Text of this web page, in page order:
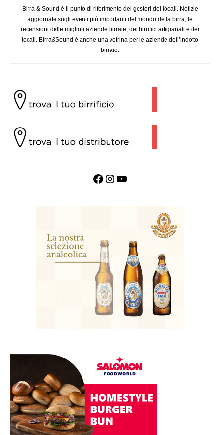
Birra & Sound è il punto di riferimento dei gestori dei locali. Notizie
aggiornate sugli eventi più importanti del mondo della birra, le
recensioni delle migliori aziende birraie, dei birrifici artigianali e dei
locali. Birra&Sound è anche una vetrina per le aziende dell’indotto
birraio.
Facebook InstagramYouTube